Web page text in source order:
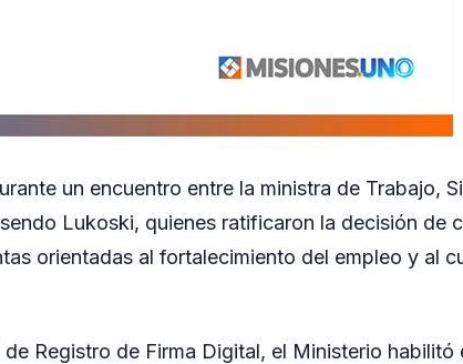
un encuentro entre la ministra de Trabajo,
Lukoski, quienes ratificaron la decisión de
orientadas al fortalecimiento del empleo y al
Registro de Firma Digital, el Ministerio habilitó